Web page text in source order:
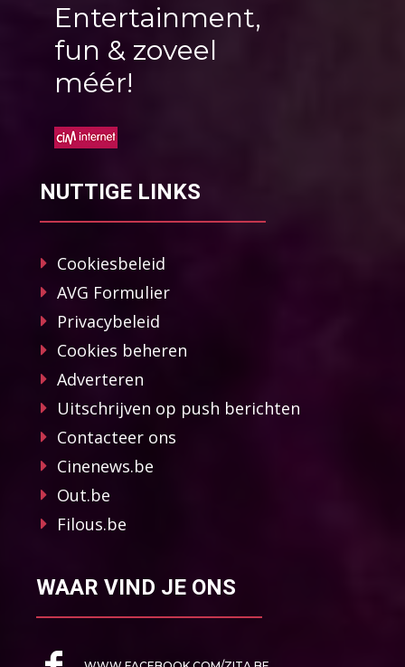
Entertainment,
fun & zoveel
méér!
NUTTIGE LINKS
Cookiesbeleid
AVG Formulier
Privacybeleid
Cookies beheren
Adverteren
Uitschrijven op push berichten
Contacteer ons
Cinenews.be
Out.be
Filous.be
WAAR VIND JE ONS